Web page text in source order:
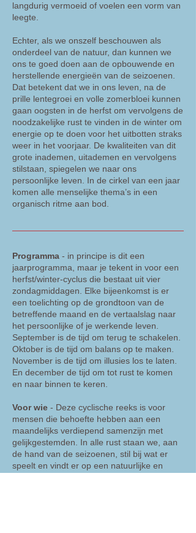
langdurig vermoeid of voelen een vorm van
leegte.
Echter, als we onszelf beschouwen als
onderdeel van de natuur, dan kunnen we
ons te goed doen aan de opbouwende en
herstellende energieën van de seizoenen.
Dat betekent dat we in ons leven, na de
prille lentegroei en volle zomerbloei kunnen
gaan oogsten in de herfst om vervolgens de
noodzakelijke rust te vinden in de winter om
energie op te doen voor het uitbotten straks
weer in het voorjaar. De kwaliteiten van dit
grote inademen, uitademen en vervolgens
stilstaan, spiegelen we naar ons
persoonlijke leven. In de cirkel van een jaar
komen alle menselijke thema’s in een
organisch ritme aan bod.
Programma - in principe is dit een
jaarprogramma, maar je tekent in voor een
herfst/winter-cyclus die bestaat uit vier
zondagmiddagen. Elke bijeenkomst is er
een toelichting op de grondtoon van de
betreffende maand en de vertaalslag naar
het persoonlijke of je werkende leven.
September is de tijd om terug te schakelen.
Oktober is de tijd om balans op te maken.
November is de tijd om illusies los te laten.
En december de tijd om tot rust te komen
en naar binnen te keren.
Voor wie - Deze cyclische reeks is voor
mensen die behoefte hebben aan een
maandelijks verdiepend samenzijn met
gelijkgestemden. In alle rust staan we, aan
de hand van de seizoenen, stil bij wat er
speelt en vindt er op een natuurlijke en